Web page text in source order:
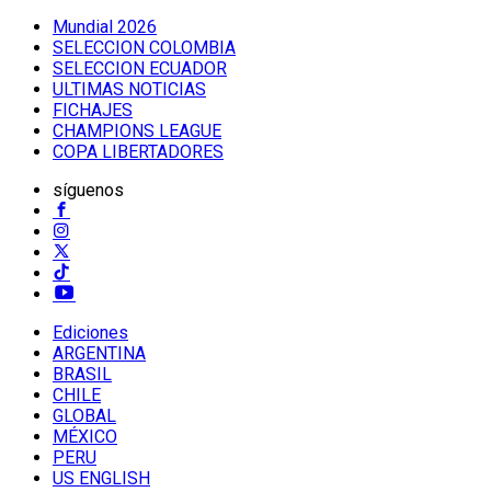
Mundial 2026
SELECCION COLOMBIA
SELECCION ECUADOR
ULTIMAS NOTICIAS
FICHAJES
CHAMPIONS LEAGUE
COPA LIBERTADORES
síguenos
Ediciones
ARGENTINA
BRASIL
CHILE
GLOBAL
MÉXICO
PERU
US ENGLISH